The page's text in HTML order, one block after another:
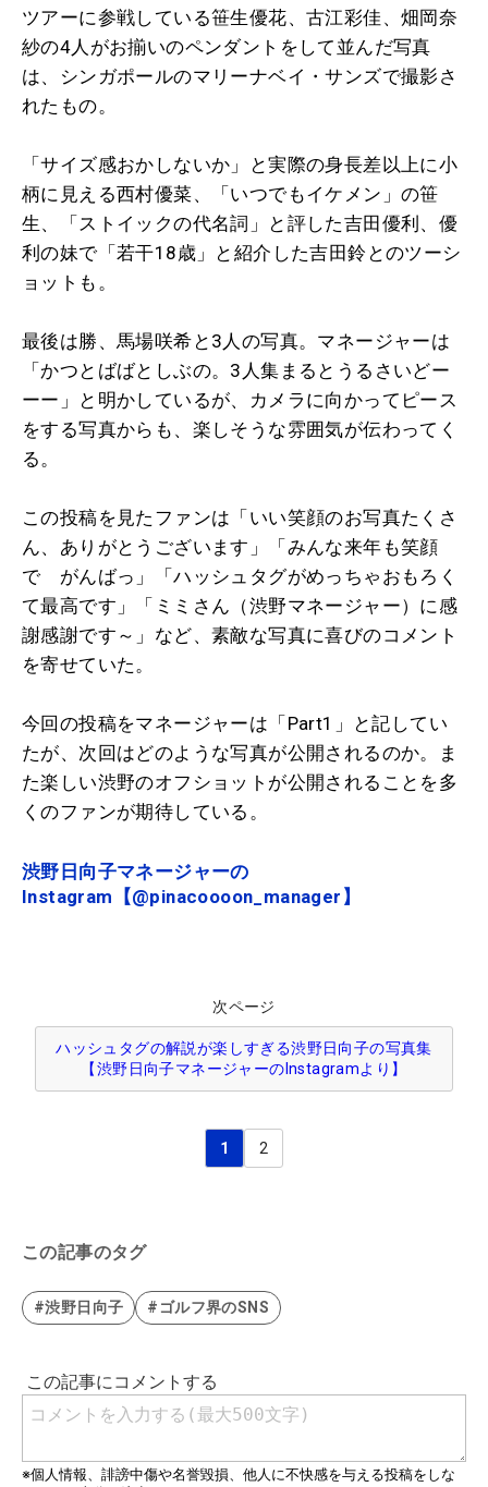
ツアーに参戦している笹生優花、古江彩佳、畑岡奈
紗の4人がお揃いのペンダントをして並んだ写真
は、シンガポールのマリーナベイ・サンズで撮影さ
れたもの。
「サイズ感おかしないか」と実際の身長差以上に小
柄に見える西村優菜、「いつでもイケメン」の笹
生、「ストイックの代名詞」と評した吉田優利、優
利の妹で「若干18歳」と紹介した吉田鈴とのツーシ
ョットも。
最後は勝、馬場咲希と3人の写真。マネージャーは
「かつとばばとしぶの。3人集まるとうるさいどー
ーー」と明かしているが、カメラに向かってピース
をする写真からも、楽しそうな雰囲気が伝わってく
る。
この投稿を見たファンは「いい笑顔のお写真たくさ
ん、ありがとうございます」「みんな来年も笑顔
で がんばっ」「ハッシュタグがめっちゃおもろく
て最高です」「ミミさん（渋野マネージャー）に感
謝感謝です～」など、素敵な写真に喜びのコメント
を寄せていた。
今回の投稿をマネージャーは「Part1」と記してい
たが、次回はどのような写真が公開されるのか。ま
た楽しい渋野のオフショットが公開されることを多
くのファンが期待している。
渋野日向子マネージャーの
Instagram【@pinacoooon_manager】
次ページ
ハッシュタグの解説が楽しすぎる渋野日向子の写真集
【渋野日向子マネージャーのInstagramより】
1 2
この記事のタグ
#渋野日向子 #ゴルフ界のSNS